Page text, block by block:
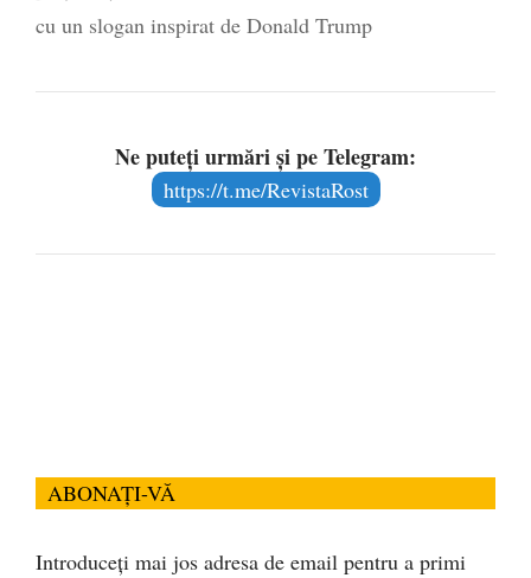
cu un slogan inspirat de Donald Trump
Ne puteți urmări și pe Telegram:
https://t.me/RevistaRost
ABONAȚI-VĂ
Introduceți mai jos adresa de email pentru a primi